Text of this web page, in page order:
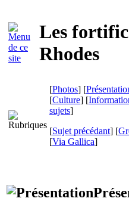
Les
Rhodes
[Photos] [
[Culture] [
sujets]
[Sujet précédant] [
[Via Gallica]